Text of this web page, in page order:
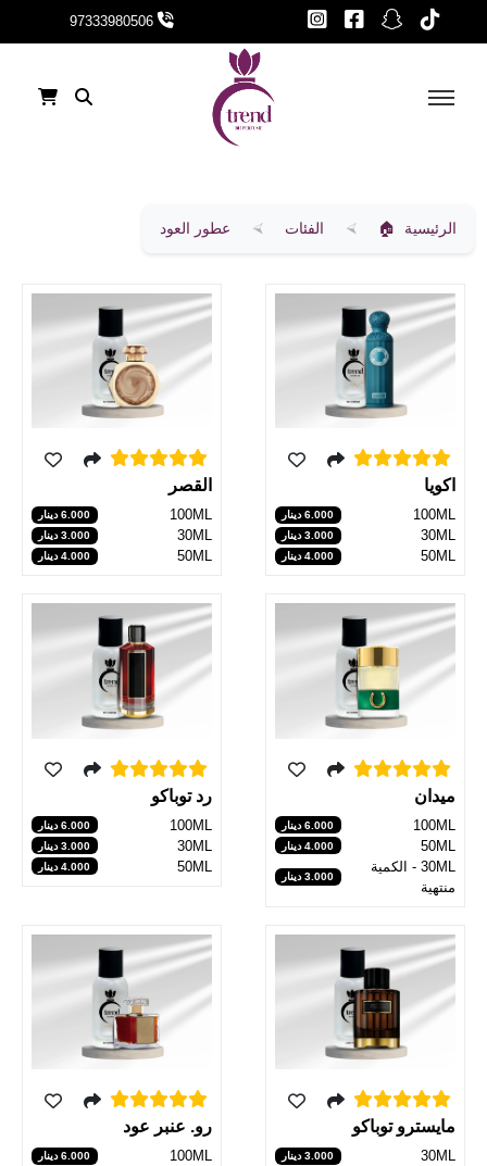
97333980506
الرئيسية الفئات عطور العود
اكويا
100ML 6.000 دينار
30ML 3.000 دينار
50ML 4.000 دينار
القصر
100ML 6.000 دينار
30ML 3.000 دينار
50ML 4.000 دينار
ميدان
100ML 6.000 دينار
50ML 4.000 دينار
30ML - الكمية
منتهية
3.000 دينار
رد توباكو
100ML 6.000 دينار
30ML 3.000 دينار
50ML 4.000 دينار
مايسترو توباكو
30ML 3.000 دينار
رو. عنبر عود
100ML 6.000 دينار